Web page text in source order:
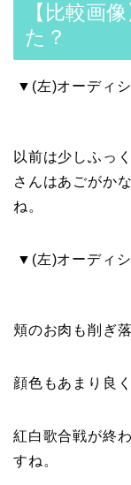
【比較画
た？
▼(左)オーディ
以前は少しふっ
さんはあごがか
ね。
▼(左)オーディ
頬のお肉も削ぎ
顔色もあまり良
紅白歌合戦が終
すね。